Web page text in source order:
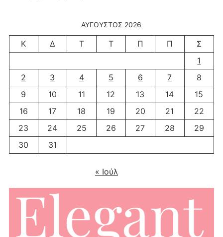
ΑΎΓΟΥΣΤΟΣ 2026
Κ Δ Τ Τ Π Π
Σ
1
2
3 4 5 6 7
8
9
10 11 12 13 14
15
16
17 18 19 20 21
22
23
24 25 26 27 28
29
30
31
« Ιούλ